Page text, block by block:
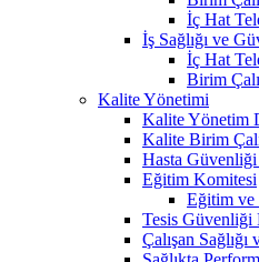
İç Hat
İş Sağlığı ve
İç Hat
Birim
Kalite Yönetimi
Kalite Yönetim
Kalite Birim
Hasta
Eğitim Komitesi
Eğitim ve
Tesis Güvenliği
Çalışan